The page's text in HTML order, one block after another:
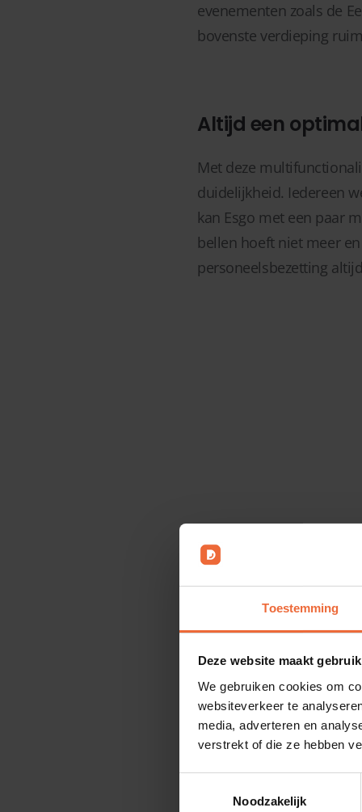
Toestemming
Deze website maakt
We gebruiken cookies om
websiteverkeer te
media, adverteren en
verstrekt of die ze hebben
Noodzakelijk
evenementen zoals de
bovenste verdieping
Altijd een
Met deze
duidelijkheid. Iedereen
kan Esgo met een paar
bellen hoeft niet meer
personeelsbezetting